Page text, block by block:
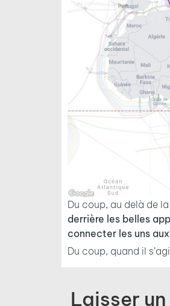
Du coup, au delà de
derrière les belles
connecter les uns
Du coup, quand il
Laisser